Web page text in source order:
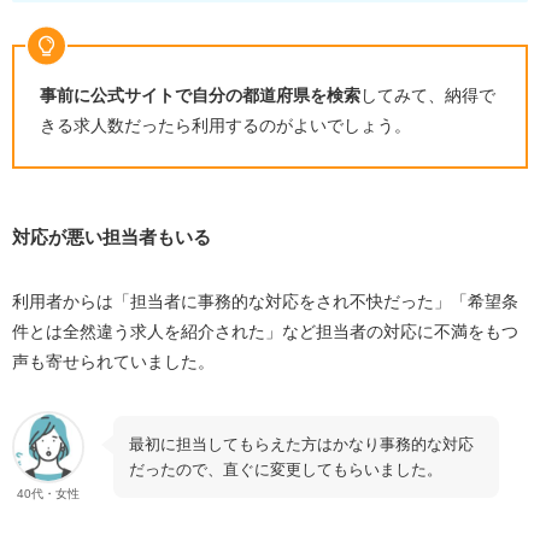
事前に公式サイトで自分の都道府県を検索してみて、納得で
きる求人数だったら利用するのがよいでしょう。
対応が悪い担当者もいる
利用者からは「担当者に事務的な対応をされ不快だった」「希望条
件とは全然違う求人を紹介された」など担当者の対応に不満をもつ
声も寄せられていました。
40代・女性
最初に担当してもらえた方はかなり事務的な対応
だったので、直ぐに変更してもらいました。